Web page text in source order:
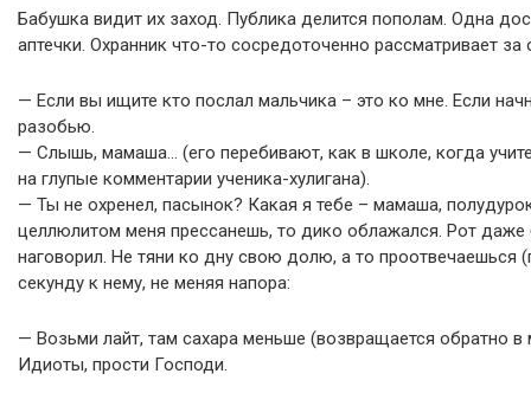
Бабушка видит их заход. Публика делится пополам. Одна
аптечки. Охранник что-то сосредоточенно рассматривает за
— Если вы ищите кто послал мальчика – это ко мне. Если
разобью.
— Слышь, мамаша… (его перебивают, как в школе, когда
на глупые комментарии ученика-хулигана).
— Ты не охренел, пасынок? Какая я тебе – мамаша,
целлюлитом меня прессанешь, то дико облажался. Рот
наговорил. Не тяни ко дну свою долю, а то проотвечаешься
секунду к нему, не меняя напора:
— Возьми лайт, там сахара меньше (возвращается обратно
Идиоты, прости Господи.